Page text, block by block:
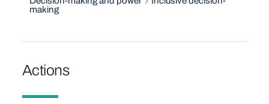
making
Actions